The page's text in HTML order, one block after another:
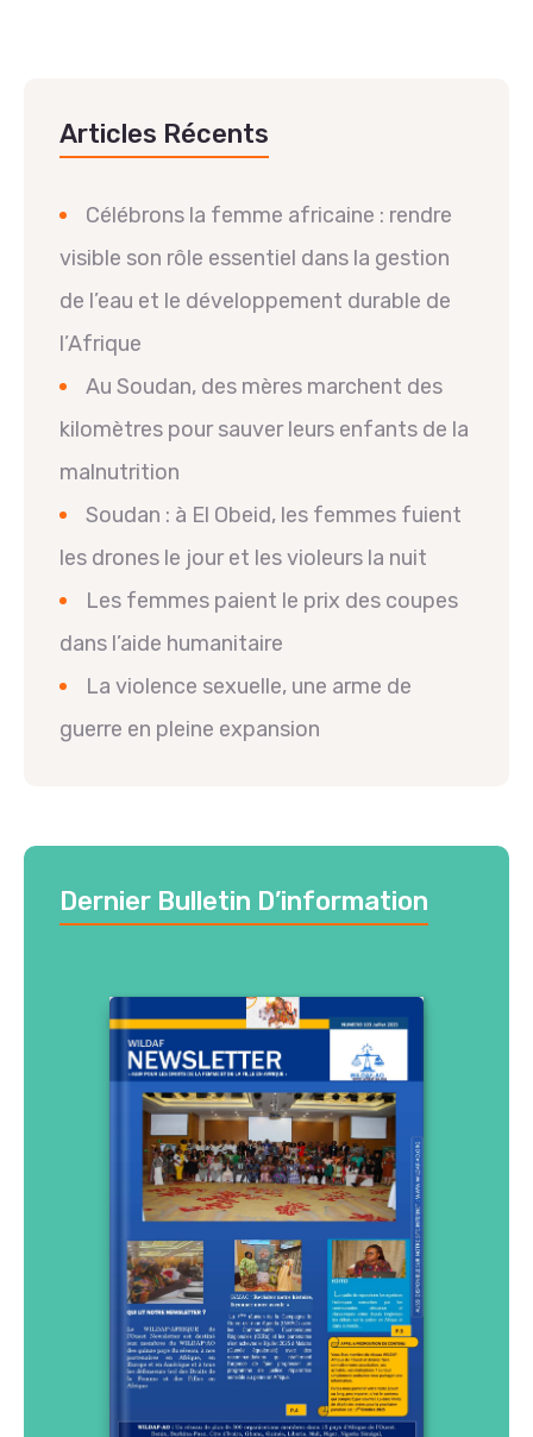
Articles Récents
Célébrons la femme africaine : rendre
visible son rôle essentiel dans la gestion
de l’eau et le développement durable de
l’Afrique
Au Soudan, des mères marchent des
kilomètres pour sauver leurs enfants de la
malnutrition
Soudan : à El Obeid, les femmes fuient
les drones le jour et les violeurs la nuit
Les femmes paient le prix des coupes
dans l’aide humanitaire
La violence sexuelle, une arme de
guerre en pleine expansion
Dernier Bulletin D’information